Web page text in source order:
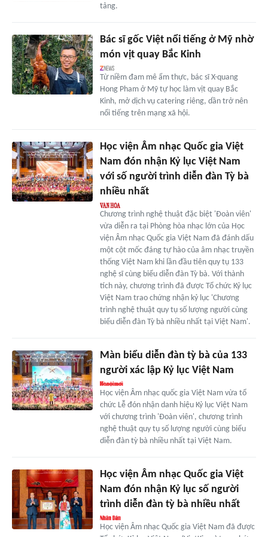
tảng.
Bác sĩ gốc Việt nổi tiếng ở Mỹ nhờ
món vịt quay Bắc Kinh
Từ niềm đam mê ẩm thực, bác sĩ X-quang
Hong Pham ở Mỹ tự học làm vịt quay Bắc
Kinh, mở dịch vụ catering riêng, dần trở nên
nổi tiếng trên mạng xã hội.
Học viện Âm nhạc Quốc gia Việt
Nam đón nhận Kỷ lục Việt Nam
với số người trình diễn đàn Tỳ bà
nhiều nhất
Chương trình nghệ thuật đặc biệt 'Đoàn viên'
vừa diễn ra tại Phòng hòa nhạc lớn của Học
viện Âm nhạc Quốc gia Việt Nam đã đánh dấu
một cột mốc đáng tự hào của âm nhạc truyền
thống Việt Nam khi lần đầu tiên quy tụ 133
nghệ sĩ cùng biểu diễn đàn Tỳ bà. Với thành
tích này, chương trình đã được Tổ chức Kỷ lục
Việt Nam trao chứng nhận kỷ lục 'Chương
trình nghệ thuật quy tụ số lượng người cùng
biểu diễn đàn Tỳ bà nhiều nhất tại Việt Nam'.
Màn biểu diễn đàn tỳ bà của 133
người xác lập Kỷ lục Việt Nam
Học viện Âm nhạc quốc gia Việt Nam vừa tổ
chức Lễ đón nhận danh hiệu Kỷ lục Việt Nam
với chương trình 'Đoàn viên', chương trình
nghệ thuật quy tụ số lượng người cùng biểu
diễn đàn tỳ bà nhiều nhất tại Việt Nam.
Học viện Âm nhạc Quốc gia Việt
Nam đón nhận Kỷ lục số người
trình diễn đàn tỳ bà nhiều nhất
Học viện Âm nhạc Quốc gia Việt Nam đã được